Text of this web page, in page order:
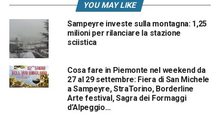
YOU MAY LIKE
Sampeyre investe sulla montagna: 1,25
milioni per rilanciare la stazione
sciistica
Cosa fare in Piemonte nel weekend da
27 al 29 settembre: Fiera di San Michele
a Sampeyre, StraTorino, Borderline
Arte festival, Sagra dei Formaggi
d’Alpeggio…